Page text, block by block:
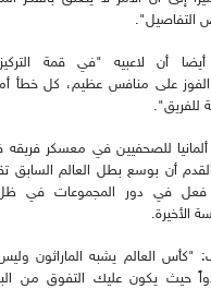
التفاصيل".
أن لاعبيه "في قمة التركيز
على منافس عظيم، كل خطأ
للفريق".
للصحفيين في معسكر
القدم أن بوسع بطل العالم السابق
في دور المجموعات في ظل
الأخيرة.
العالم يشبه الماراثون
عدواً حيث يكون عليك التفوق من